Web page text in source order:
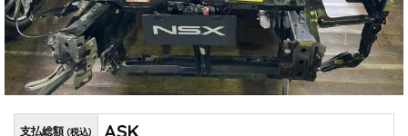
支払総額 (税込) ASK